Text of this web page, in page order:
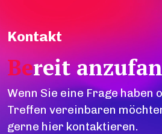
Kontakt
Bereit
Wenn Sie eine Frage haben
Treffen vereinbaren
gerne hier kontaktieren.